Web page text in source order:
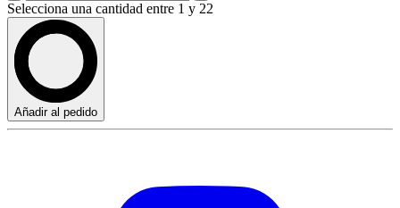
Selecciona una cantidad entre 1 y 22
Añadir al pedido